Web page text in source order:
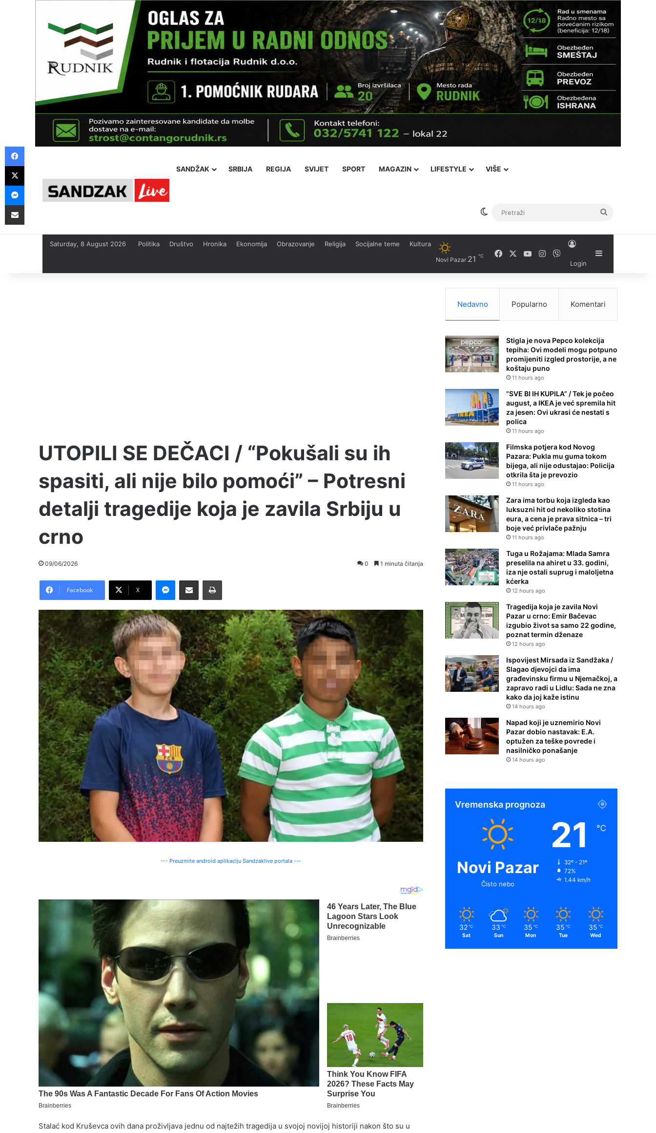
SANDŽAK SRBIJA REGIJA SVIJET SPORT MAGAZIN LIFESTYLE VIŠE
Switch skin
Saturday, 8 August 2026 Politika Društvo Hronika Ekonomija Obrazovanje Religija Socijalne teme Kultura
Novi Pazar 21 ℃ FacebookYouTubeInstagram
Viber
Login
Sidebar
UTOPILI SE DEČACI / “Pokušali su ih
spasiti, ali nije bilo pomoći” – Potresni
detalji tragedije koja je zavila Srbiju u
crno
09/06/2026 0 1 minuta čitanja
Facebook X
Messenger
Pošalji preko E-Maila Printaj
--- Preuzmite android aplikaciju Sandzaklive portala ---
Stalać kod Kruševca ovih dana proživljava jednu od najtežih tragedija u svojoj novijoj historiji nakon što su u
Nedavno Popularno Komentari
Stigla je nova Pepco kolekcija
tepiha: Ovi modeli mogu potpuno
promijeniti izgled prostorije, a ne
koštaju puno
11 hours ago
”SVE BI IH KUPILA” / Tek je počeo
august, a IKEA je već spremila hit
za jesen: Ovi ukrasi će nestati s
polica
11 hours ago
Filmska potjera kod Novog
Pazara: Pukla mu guma tokom
bijega, ali nije odustajao: Policija
otkrila šta je prevozio
11 hours ago
Zara ima torbu koja izgleda kao
luksuzni hit od nekoliko stotina
eura, a cena je prava sitnica – tri
boje već privlače pažnju
11 hours ago
Tuga u Rožajama: Mlada Samra
preselila na ahiret u 33. godini,
iza nje ostali suprug i maloljetna
kćerka
12 hours ago
Tragedija koja je zavila Novi
Pazar u crno: Emir Bačevac
izgubio život sa samo 22 godine,
poznat termin dženaze
12 hours ago
Ispovijest Mirsada iz Sandžaka /
Slagao djevojci da ima
građevinsku firmu u Njemačkoj, a
zapravo radi u Lidlu: Sada ne zna
kako da joj kaže istinu
14 hours ago
Napad koji je uznemirio Novi
Pazar dobio nastavak: E.A.
optužen za teške povrede i
nasilničko ponašanje
14 hours ago
Vremenska prognoza
Novi Pazar
Čisto nebo
21 ℃
32º - 21º
72%
1.44 km/h
32 ℃
Sat
33 ℃
Sun
35 ℃
Mon
35 ℃
Tue
35 ℃
Wed
Facebook
X
Messenger
Pošalji preko E-Maila